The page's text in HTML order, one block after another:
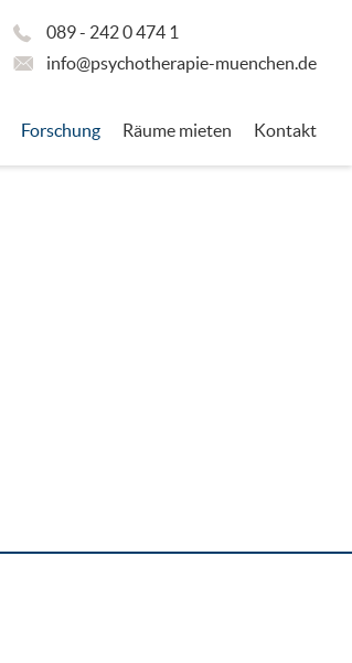
089 - 242 0 474 1
info@psychotherapie-muenchen.de
Forschung Räume mieten Kontakt